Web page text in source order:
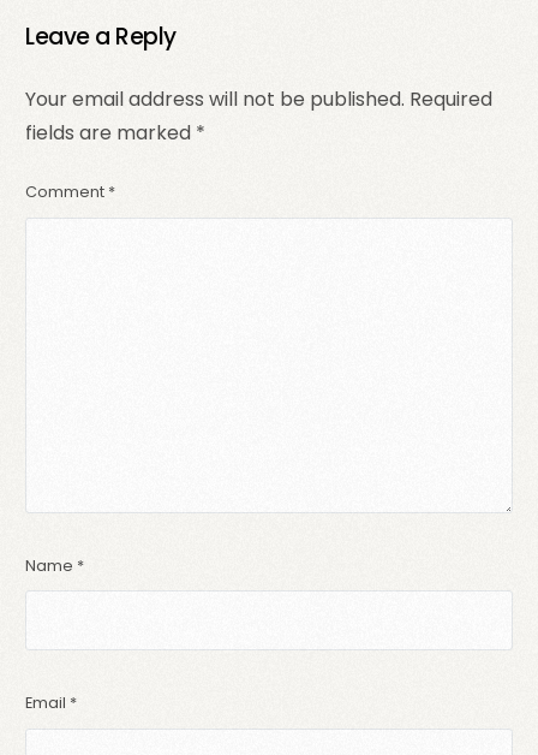
Leave a Reply
Your email address will not be published. Required
fields are marked *
Comment *
Name *
Email *